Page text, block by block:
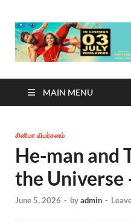
MAIN MENU
சினிமா விமர்சனம்
He-man and
the
June 5, 2026 - byadmin -